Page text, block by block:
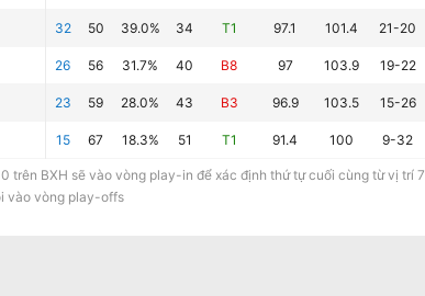
32 50 39.0% 34 T1 97.1 101.4 21-20
26 56 31.7% 40 B8 97 103.9 19-22
23 59 28.0% 43 B3 96.9 103.5 15-26
15 67 18.3% 51 T1 91.4 100 9-32
trên BXH sẽ vào vòng play-in để xác định thứ tự cuối cùng từ vị trí 7
vào vòng play-offs